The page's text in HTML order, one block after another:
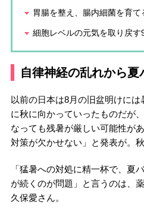
胃腸を整え、腸内細菌を育て
細胞レベルの元気を取り戻す
自律神経の乱れから夏
以前の日本は8月の旧盆明けには
に秋に向かっていったものだが
なっても残暑が厳しい可能性が
対策が欠かせない」と発表が。
「猛暑への対処に精一杯で、夏
が続くのが問題」と言うのは、
久保愛さん。